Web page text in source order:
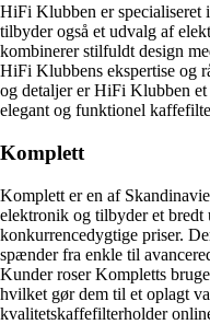
HiFi Klubben er
tilbyder også et udvalg af
kombinerer stilfuldt design
HiFi Klubbens ekspertise og
og detaljer er HiFi Klubben
elegant og funktionel
Komplett
Komplett er en af
elektronik og tilbyder et
konkurrencedygtige priser.
spænder fra enkle til
Kunder roser Kompletts
hvilket gør dem til et oplagt
kvalitetskaffefilterholder